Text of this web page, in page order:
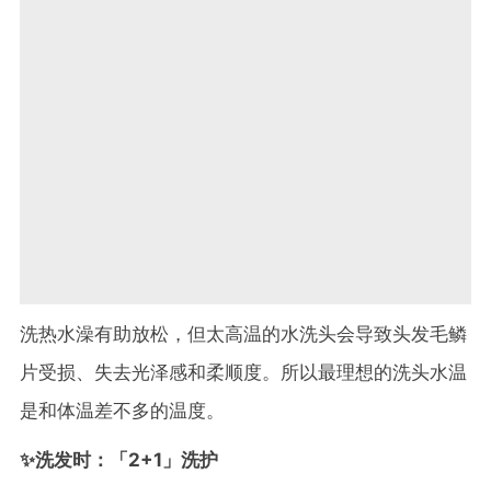
洗热水澡有助放松，但太高温的水洗头会导致头发毛鳞
片受损、失去光泽感和柔顺度。所以最理想的洗头水温
是和体温差不多的温度。
✨洗发时：「2+1」洗护